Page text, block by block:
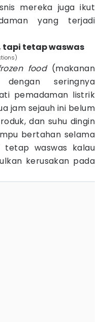
mereka juga ikut
yang terjadi
tapi tetap waswas
food (makanan
seringnya
pemadaman listrik
jam sejauh ini belum
dan suhu dingin
bertahan selama
tetap waswas kalau
kerusakan pada